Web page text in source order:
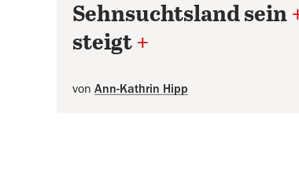
Sehnsuchtsland sein
steigt +
von Ann-Kathrin Hipp